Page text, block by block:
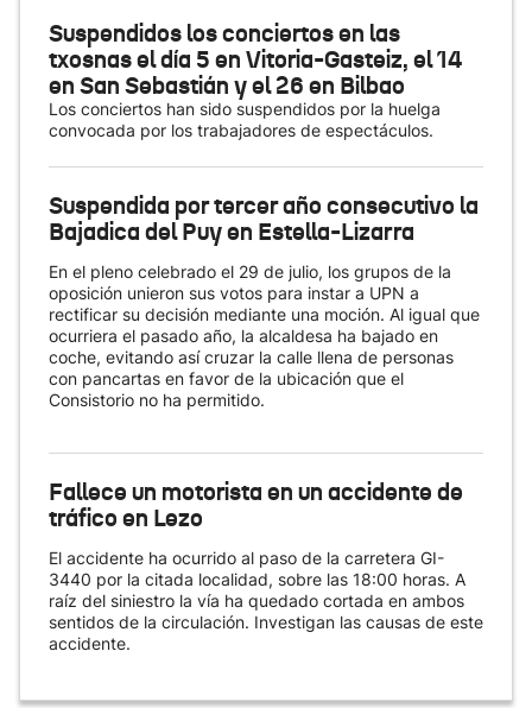
Suspendidos los conciertos en las
txosnas el día 5 en Vitoria-Gasteiz, el 14
en San Sebastián y el 26 en Bilbao
Los conciertos han sido suspendidos por la huelga
convocada por los trabajadores de espectáculos.
Suspendida por tercer año consecutivo la
Bajadica del Puy en Estella-Lizarra
En el pleno celebrado el 29 de julio, los grupos de la
oposición unieron sus votos para instar a UPN a
rectificar su decisión mediante una moción. Al igual que
ocurriera el pasado año, la alcaldesa ha bajado en
coche, evitando así cruzar la calle llena de personas
con pancartas en favor de la ubicación que el
Consistorio no ha permitido.
Fallece un motorista en un accidente de
tráfico en Lezo
El accidente ha ocurrido al paso de la carretera GI-
3440 por la citada localidad, sobre las 18:00 horas. A
raíz del siniestro la vía ha quedado cortada en ambos
sentidos de la circulación. Investigan las causas de este
accidente.